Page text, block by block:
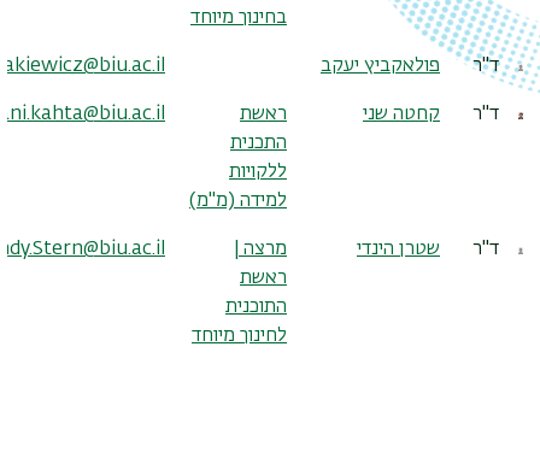
בחינוך מיוחד
ד"ר פולאקביץ יעקב
ד"ר קחטה שני
ראשת
התכנית
ללקויות
למידה (מ"מ)
ד"ר שטרן הינדי
מרצה |
ראשת
התוכנית
לחינוך מיוחד